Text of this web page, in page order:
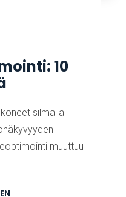
10
silmällä
muuttuu